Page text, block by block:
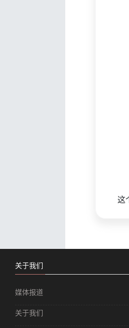
这
关于我们
媒体报道
关于我们